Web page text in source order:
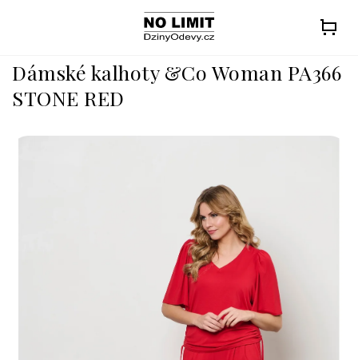
Dámské kalhoty &Co Woman PA366
STONE RED